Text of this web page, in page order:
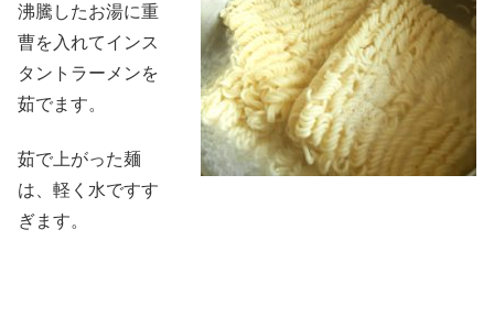
沸騰したお湯に重
曹を入れてインス
タントラーメンを
茹でます。
茹で上がった麺
は、軽く水ですす
ぎます。